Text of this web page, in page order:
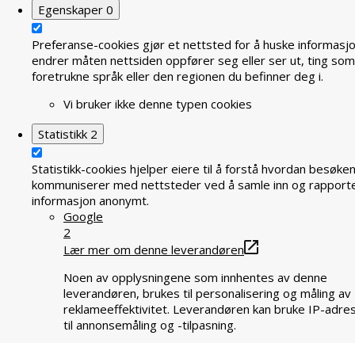
Egenskaper 0
Preferanse-cookies gjør et nettsted for å huske
endrer måten nettsiden oppfører seg eller ser ut, ting
foretrukne språk eller den regionen du befinner deg i.
Vi bruker ikke denne typen cookies
Statistikk 2
Statistikk-cookies hjelper eiere til å forstå hvordan
kommuniserer med nettsteder ved å samle inn og
informasjon anonymt.
Google
2
Lær mer om denne leverandøren
Noen av opplysningene som innhentes av denne
leverandøren, brukes til personalisering og måling av
reklameeffektivitet. Leverandøren kan bruke IP-
til annonsemåling og -tilpasning.